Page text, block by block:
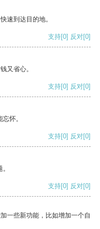
速到达目的地。
支持[0] 反对[0]
又省心。
支持[0] 反对[0]
怀。
支持[0] 反对[0]
支持[0] 反对[0]
一些新功能，比如增加一个自